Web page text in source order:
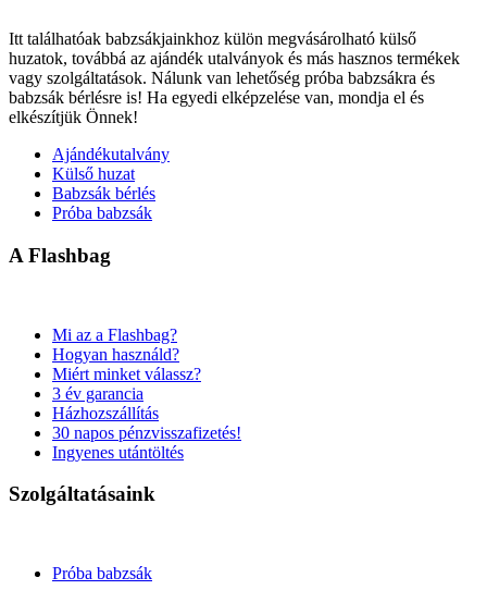
Itt találhatóak babzsákjainkhoz külön megvásárolható külső
huzatok, továbbá az ajándék utalványok és más hasznos termékek
vagy szolgáltatások. Nálunk van lehetőség próba babzsákra és
babzsák bérlésre is! Ha egyedi elképzelése van, mondja el és
elkészítjük Önnek!
Ajándékutalvány
Külső huzat
Babzsák bérlés
Próba babzsák
A Flashbag
Mi az a Flashbag?
Hogyan használd?
Miért minket válassz?
3 év garancia
Házhozszállítás
30 napos pénzvisszafizetés!
Ingyenes utántöltés
Szolgáltatásaink
Próba babzsák